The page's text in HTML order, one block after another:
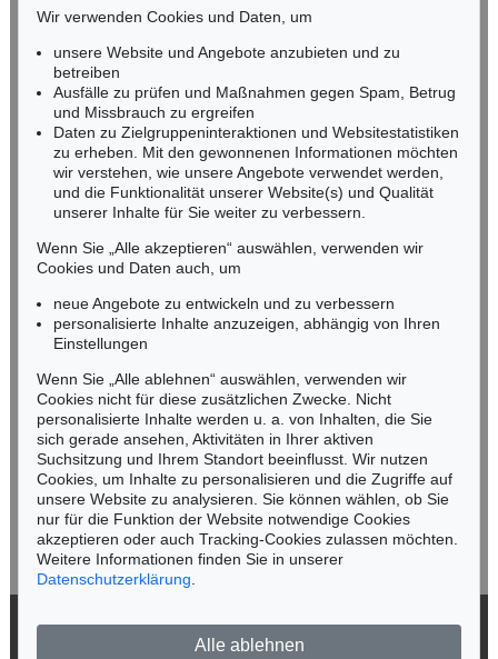
HESSEN
Miriam Heß
Tel.: +49 (0)62 21 58 80-038
Fax: +49 (0)62 21 58 80-595
infoheidelberg@kettererkunst.de
NORDDEUTSCHLAND
Nico Kassel, M.A.
Mobil: +49 (0)171 8618661
n.kassel@kettererkunst.de
Keine Auktion mehr verpassen!
Wir informieren Sie rechtzeitig.
Jetzt zum Newsletter anmelden >
Wir verwenden Cookies und Daten, um
unsere Website und Angebote anzubieten und zu
betreiben
Ausfälle zu prüfen und Maßnahmen gegen Spam, Betrug
und Missbrauch zu ergreifen
Daten zu Zielgruppeninteraktionen und Websitestatistiken
zu erheben. Mit den gewonnenen Informationen möchten
wir verstehen, wie unsere Angebote verwendet werden,
und die Funktionalität unserer Website(s) und Qualität
unserer Inhalte für Sie weiter zu verbessern.
Wenn Sie „Alle akzeptieren“ auswählen, verwenden wir
Cookies und Daten auch, um
neue Angebote zu entwickeln und zu verbessern
personalisierte Inhalte anzuzeigen, abhängig von Ihren
Einstellungen
Wenn Sie „Alle ablehnen“ auswählen, verwenden wir
Cookies nicht für diese zusätzlichen Zwecke. Nicht
personalisierte Inhalte werden u. a. von Inhalten, die Sie
sich gerade ansehen, Aktivitäten in Ihrer aktiven
Suchsitzung und Ihrem Standort beeinflusst. Wir nutzen
Cookies, um Inhalte zu personalisieren und die Zugriffe auf
unsere Website zu analysieren. Sie können wählen, ob Sie
nur für die Funktion der Website notwendige Cookies
akzeptieren oder auch Tracking-Cookies zulassen möchten.
Weitere Informationen finden Sie in unserer
Datenschutzerklärung
Alle ablehnen